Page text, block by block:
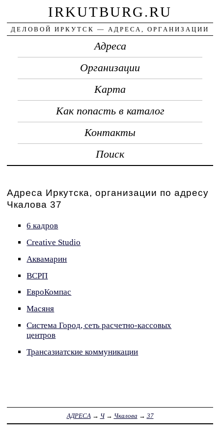
IRKUTBURG.RU
ДЕЛОВОЙ ИРКУТСК — АДРЕСА, ОРГАНИЗАЦИИ
Адреса
Организации
Карта
Как попасть в каталог
Контакты
Поиск
Адреса Иркутска, организации по адресу
Чкалова 37
6 кадров
Creative Studio
Аквамарин
ВСРП
ЕвроКомпас
Масяня
Система Город, сеть расчетно-кассовых
центров
Трансазиатские коммуникации
АДРЕСА → Ч→ Чкалова → 37